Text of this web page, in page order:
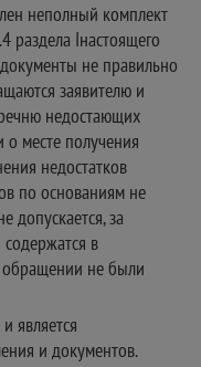
неполный комплект
раздела Iнастоящего
не правильно
заявителю и
недостающих
о месте получения
недостатков
по основаниям не
допускается, за
содержатся в
не были
является
и документов.